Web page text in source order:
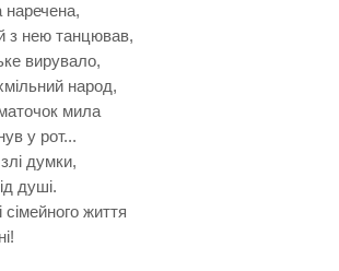
наречена,
з нею танцював,
вирувало,
народ,
мила
у рот...
думки,
душі.
сімейного життя